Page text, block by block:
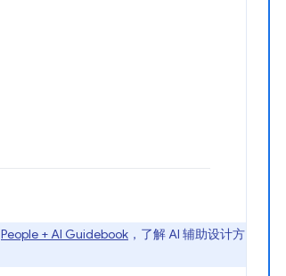
People + AI Guidebook ，了解 AI 辅助设计方